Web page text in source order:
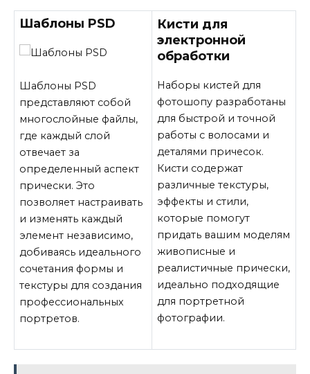
Шаблоны PSD
Шаблоны PSD
представляют собой
многослойные файлы,
где каждый слой
отвечает за
определенный аспект
прически. Это
позволяет настраивать
и изменять каждый
элемент независимо,
добиваясь идеального
сочетания формы и
текстуры для создания
профессиональных
портретов.
Кисти для
электронной
обработки
Наборы кистей для
фотошопу разработаны
для быстрой и точной
работы с волосами и
деталями причесок.
Кисти содержат
различные текстуры,
эффекты и стили,
которые помогут
придать вашим моделям
живописные и
реалистичные прически,
идеально подходящие
для портретной
фотографии.